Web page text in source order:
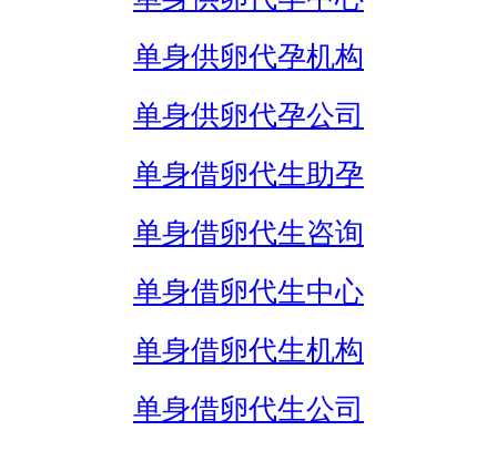
单身供卵代孕机构
单身供卵代孕公司
单身借卵代生助孕
单身借卵代生咨询
单身借卵代生中心
单身借卵代生机构
单身借卵代生公司